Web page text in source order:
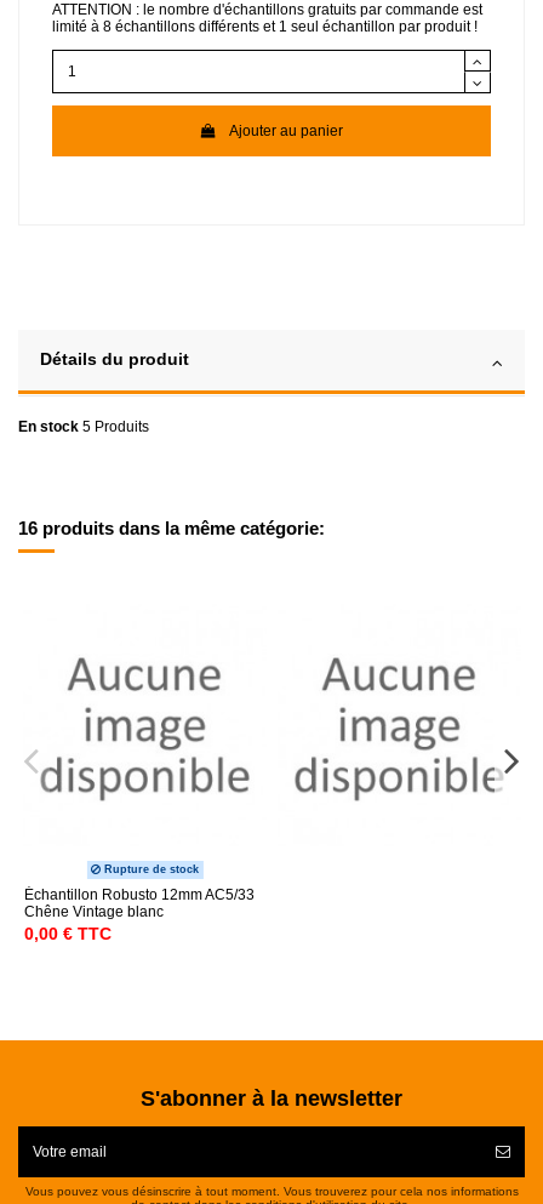
ATTENTION : le nombre d'échantillons gratuits par commande est
limité à 8 échantillons différents et 1 seul échantillon par produit !
Ajouter au panier
Détails du produit
En stock 5 Produits
16 produits dans la même catégorie:
Rupture de stock
Échantillon Robusto 12mm AC5/33
Chêne Vintage blanc
0,00 € TTC
S'abonner à la newsletter
Vous pouvez vous désinscrire à tout moment. Vous trouverez pour cela nos informations